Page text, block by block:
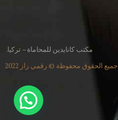
مكتب كانايدين للمحاماة – تركيا.
جميع الحقوق محفوظة © رقمي راز